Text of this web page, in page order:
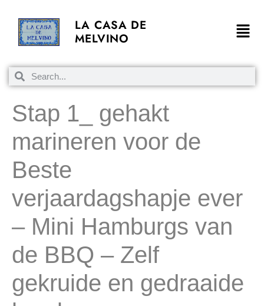
LA CASA DE
MELVINO
Stap 1_ gehakt
marineren voor de
Beste
verjaardagshapje ever
– Mini Hamburgs van
de BBQ – Zelf
gekruide en gedraaide